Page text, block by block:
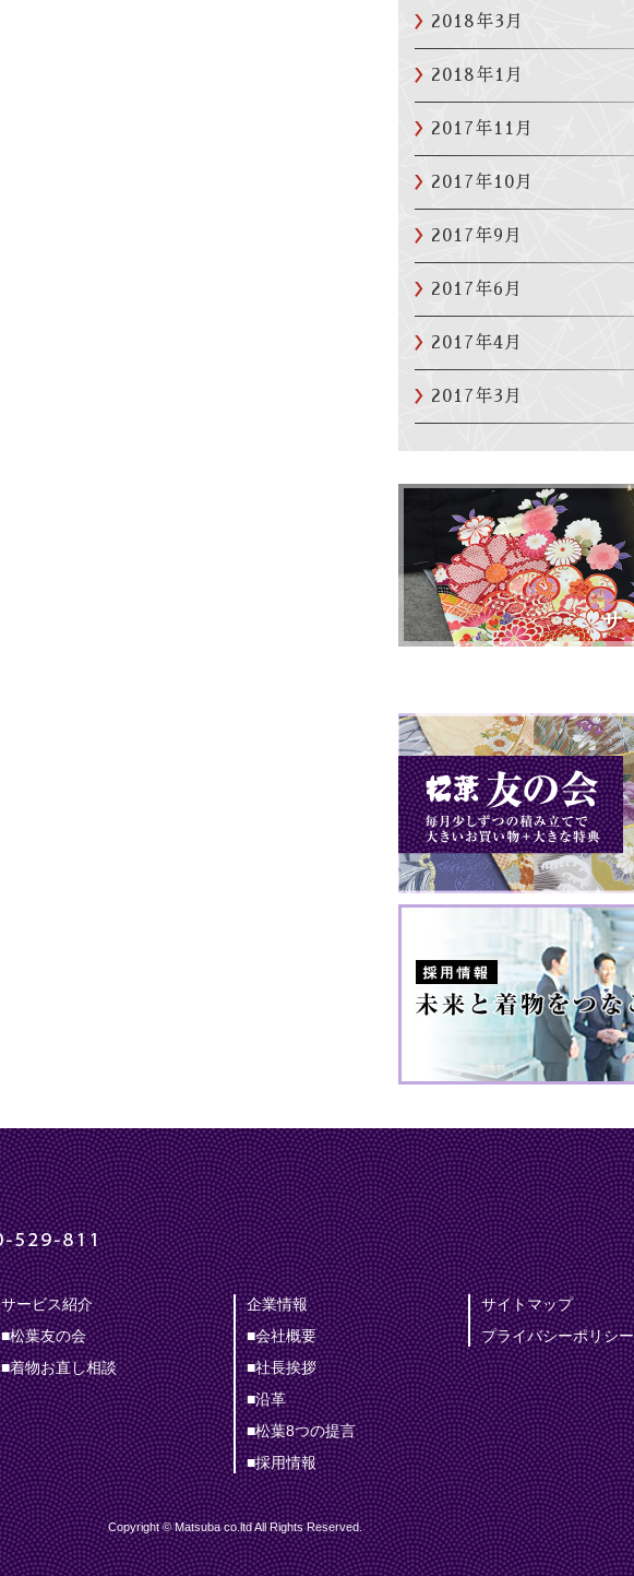
2018年3月
2018年1月
2017年11月
2017年10月
2017年9月
2017年6月
2017年4月
2017年3月
サービス紹介
■松葉友の会
■着物お直し相談
企業情報
■会社概要
■社長挨拶
■沿革
■松葉8つの提言
■採用情報
サイトマップ
プライバシーポリシー
Copyright © Matsuba co.ltd All Rights Reserved.